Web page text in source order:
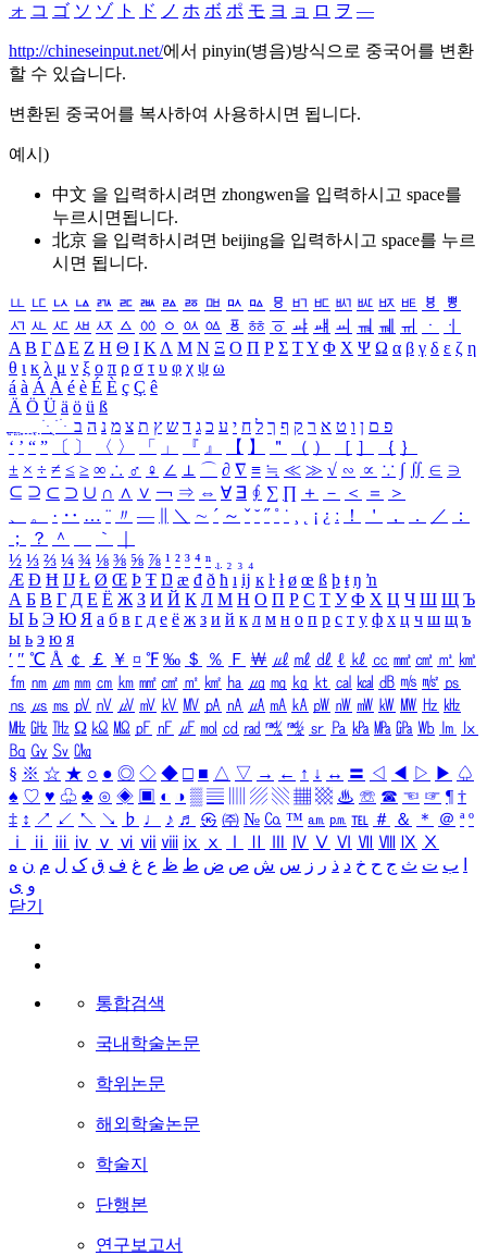
ォ コ ゴ ソ ゾ ト ド ノ ホ ボ ポ モ ヨ ョ ロ ヲ ―
http://chineseinput.net/에서 pinyin(병음)방식으로 중국어를 변환
할 수 있습니다.
변환된 중국어를 복사하여 사용하시면 됩니다.
예시)
中文 을 입력하시려면 zhongwen을 입력하시고 space를
누르시면됩니다.
北京 을 입력하시려면 beijing을 입력하시고 space를 누르
시면 됩니다.
ㅥ ㅦ ㅧ ㅨ ㅩ ㅪ ㅫ ㅬ ㅭ ㅮ ㅯ ㅰ ㅱ ㅲ ㅳ ㅴ ㅵ ㅶ ㅷ ㅸ
ㅹ
ㅺ ㅻ ㅼ ㅽ ㅾ ㅿ ㆀ ㆁ ㆂ ㆃ ㆄ ㆅ ㆆ ㆇ ㆈ ㆉ ㆊ ㆋ ㆌ ㆍ
ㆎ
Α Β ΓΔ Ε Ζ Η Θ Ι ΚΛ Μ Ν Ξ Ο Π Ρ Σ ΤΥ Φ Χ Ψ Ω α β γ δ ε ζ η
θ ι κ λ μ ν ξ ο π ρ σ τ υ φ χ ψ ω
á à Á À é è É È ç Ç ê
Ä Ö Ü ä ö ü ß
ִֶֹ ֻּ ׁׂ פ ם ן ו ט א ר ק ף ך ל ח י ע כ ג ד ש ץ ת צ מ נ ה ב
‘ ’ “ ” 〔 〕 〈 〉 「 」 『 』 【 】 ＂ （ ） ［ ］ ｛ ｝
± × ÷ ≠ ≤ ≥ ∞ ∴ ♂ ♀ ∠ ⊥ ⌒ ∂ ∇ ≡ ≒ ≪ ≫ √ ∽ ∝ ∵ ∫ ∬ ∈ ∋
⊆ ⊇ ⊂ ⊃ ∪ ∩ ∧ ∨ ￢ ⇒ ⇔ ∀ ∃ ∮ ∑ ∏ ＋ － ＜ ＝
＞
、
。 · ‥ … ¨ 〃 ― ＼ ∼ ´ ～ ˇ ˘ ˝ ˚ ˙ ¸ ¡ ¿ ː ！ ＇ ， ． ／
：
；
？ ＾ ｀
½ ⅓ ⅔ ¼ ¾ ⅛ ⅜ ⅝ ⅞ ¹ ² ³ ⁴ ⁿ ₁ ₂ ₃ ₄
Æ Ð Ħ Ĳ Ł Ø Œ Þ Ŧ Ŋ æ đ ð ħ ı ĳ ĸ ŀ ł ø œ ß þ ŧ ŋ ŉ
А Б В Г Д Е Ё Ж З И Й К Л М Н О П Р С Т У Ф Х Ц Ч Ш Щ Ъ
Ы Ь Э Ю Я а б в г д е ё ж з и й к л м н о п р с т у ф х ц ч ш щ ъ
ы ь э ю я
′ ″ ℃ Å ￠ ￡ ￥ ¤ ℉ ‰ ＄ ％ Ｆ ￦ ㎕ ㎖ ㎗ ℓ ㎘ ㏄ ㎣ ㎤ ㎥ ㎦
㎙ ㎚ ㎛ ㎜ ㎝ ㎞ ㎟ ㎠ ㎡ ㎢ ㏊ ㎍ ㎎ ㎏ ㏏ ㎈ ㎉ ㏈ ㎧ ㎨ ㎰
㎱ ㎲ ㎳ ㎴ ㎵ ㎶ ㎷ ㎸ ㎹ ㎀ ㎁ ㎂ ㎃ ㎄ ㎺ ㎻ ㎽ ㎾ ㎿ ㎐ ㎑
㎒ ㎓ ㎔ Ω ㏀ ㏁ ㎊ ㎋ ㎌ ㏖ ㏅ ㎭ ㎮ ㎯ ㏛ ㎩ ㎪ ㎫ ㎬ ㏝ ㏐
㏓
㏃ ㏉ ㏜ ㏆
§ ※ ☆ ★ ○ ● ◎ ◇ ◆ □ ■ △ ▽ → ← ↑ ↓ ↔ 〓 ◁ ◀ ▷ ▶ ♤
♠ ♡ ♥ ♧ ♣ ⊙ ◈ ▣ ◐ ◑ ▒ ▤ ▨ ▧ ▦ ▩ ♨ ☏ ☎ ☜ ☞ ¶ †
‡ ↕ ↗ ↙ ↖ ↘ ♭ ♩ ♪ ♬ ㉿ ㈜ № ㏇ ™ ㏂ ㏘ ℡ ＃ ＆ ＊ ＠ ª º
ⅰ
ⅱ ⅲ ⅳ ⅴ ⅵ ⅶ ⅷ ⅸ ⅹ Ⅳ Ⅴ Ⅵ Ⅶ Ⅷ Ⅸ Ⅹ
ب ت ث ج ح خ د ذ ر ز س ش ص ض ط ظ ع غ ف ق ک ل م ن ه
و ی
닫기
통합검색
국내학술논문
학위논문
해외학술논문
학술지
단행본
연구보고서